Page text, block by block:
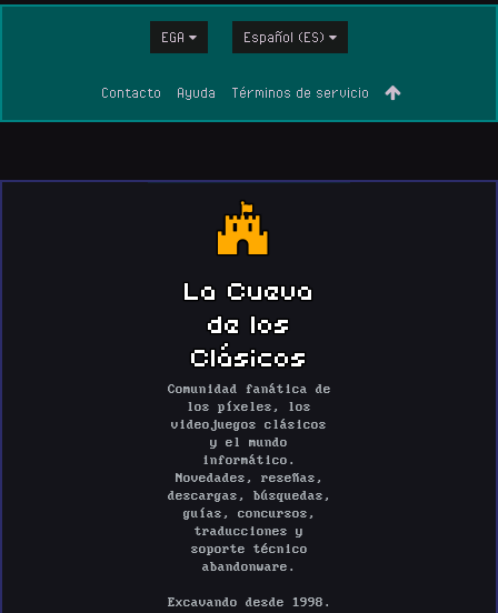
EGA Español (ES)
Contacto Ayuda Términos de servicio
La Cueva
de los
Clásicos
Comunidad fanática de
los píxeles, los
videojuegos clásicos
y el mundo
informático.
Novedades, reseñas,
descargas, búsquedas,
guías, concursos,
traducciones y
soporte técnico
abandonware.
Excavando desde 1998.